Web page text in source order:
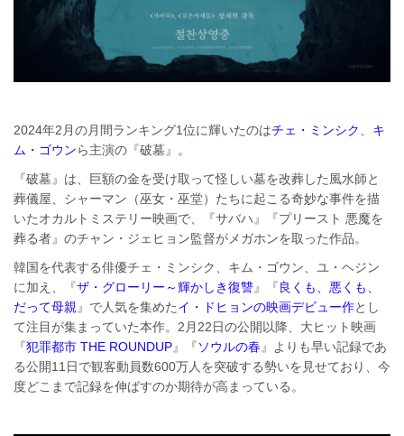
2024年2月の月間ランキング1位に輝いたのはチェ・ミンシク
キ
ム・ゴウンら主演の『破墓』。
『破墓』は、巨額の金を受け取って怪しい墓を改葬した風水師と
葬儀屋、シャーマン（巫女・巫堂）たちに起こる奇妙な事件を描
いたオカルトミステリー映画で、『サバハ』『プリースト 悪魔を
葬る者』のチャン・ジェヒョン監督がメガホンを取った作品。
韓国を代表する俳優チェ・ミンシク、キム・ゴウン、ユ・ヘジン
に加え、『ザ・グローリー～輝かしき復讐』『良くも、悪くも、
だって母親 』で人気を集めたイ・ドヒョンの映画デビュー作とし
て注目が集まっていた本作。2月22日の公開以降、大ヒット映画
『犯罪都市 THE ROUNDUP』『ソウルの春 』よりも早い記録であ
る公開11日で観客動員数600万人を突破する勢いを見せており、今
度どこまで記録を伸ばすのか期待が高まっている。